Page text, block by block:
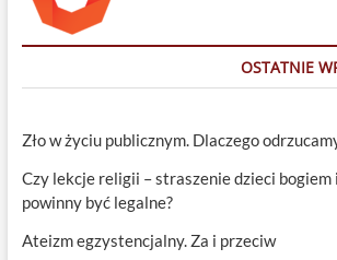
OSTATNIE
Zło w życiu publicznym. Dlaczego
Czy lekcje religii – straszenie dzieci bogiem
powinny być legalne?
Ateizm egzystencjalny. Za i przeciw